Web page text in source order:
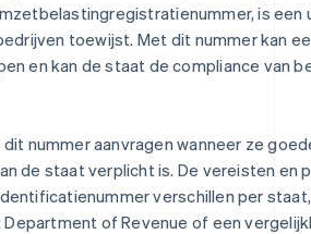
is
toewijst. Met dit nummer kan
en kan de staat de compliance van
nummer aanvragen wanneer ze
de staat verplicht is. De vereisten en
verschillen per
of Revenue of een